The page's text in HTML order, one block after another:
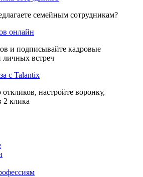
семейным сотрудникам?
онлайн
и подписывайте кадровые
личных встреч
с Talantix
настройте воронку,
2 клика